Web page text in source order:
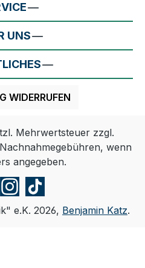
UNS
WIDERRUFEN
Mehrwertsteuer zzgl.
wenn
angegeben.
e.K. 2026, Benjamin Katz.